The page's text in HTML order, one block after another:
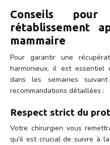
Conseils
rétablissement
mammaire
Pour garantir une
harmonieux, il est essentiel
dans les semaines
recommandations détaillées :
Respect strict du
Votre chirurgien vous
qu'il est crucial de suivre à